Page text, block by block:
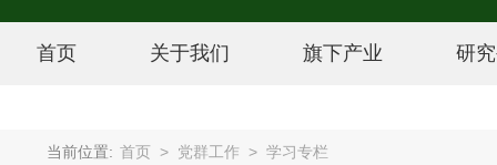
首页 关于我们 旗下产业 研
当前位置: 首页 > 党群工作 > 学习专栏